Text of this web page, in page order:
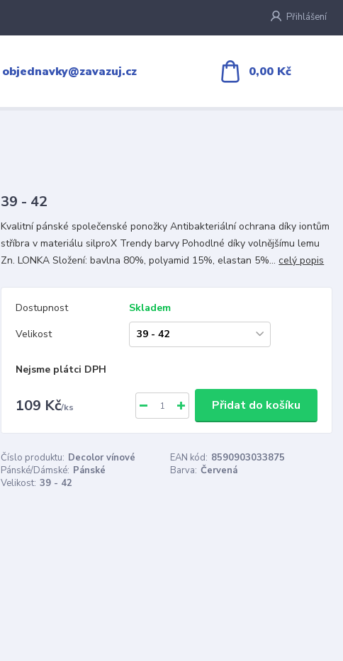
Přihlášení
objednavky@zavazuj.cz 0,00 Kč
39 - 42
Kvalitní pánské společenské ponožky Antibakteriální ochrana díky iontům
stříbra v materiálu silproX Trendy barvy Pohodlné díky volnějšímu lemu
Zn. LONKA Složení: bavlna 80%, polyamid 15%, elastan 5%...celý popis
Dostupnost
Skladem
Velikost
Nejsme plátci DPH
109 Kč/ks Přidat do košíku
Číslo produktu: Decolor vínové EAN kód: 8590903033875
Pánské/Dámské: Pánské Barva: Červená
Velikost: 39 - 42